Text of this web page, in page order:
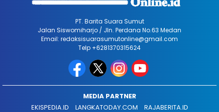
PT. Barita Suara Sumut
Jalan Siswomiharjo / Jln. Perdana No.63 Medan
Email: redaksisuarasumutonline@gmail.com
Telp +6281370315624
MEDIA PARTNER
EKISPEDIA.ID
LANGKATODAY.COM RAJABERITA.ID